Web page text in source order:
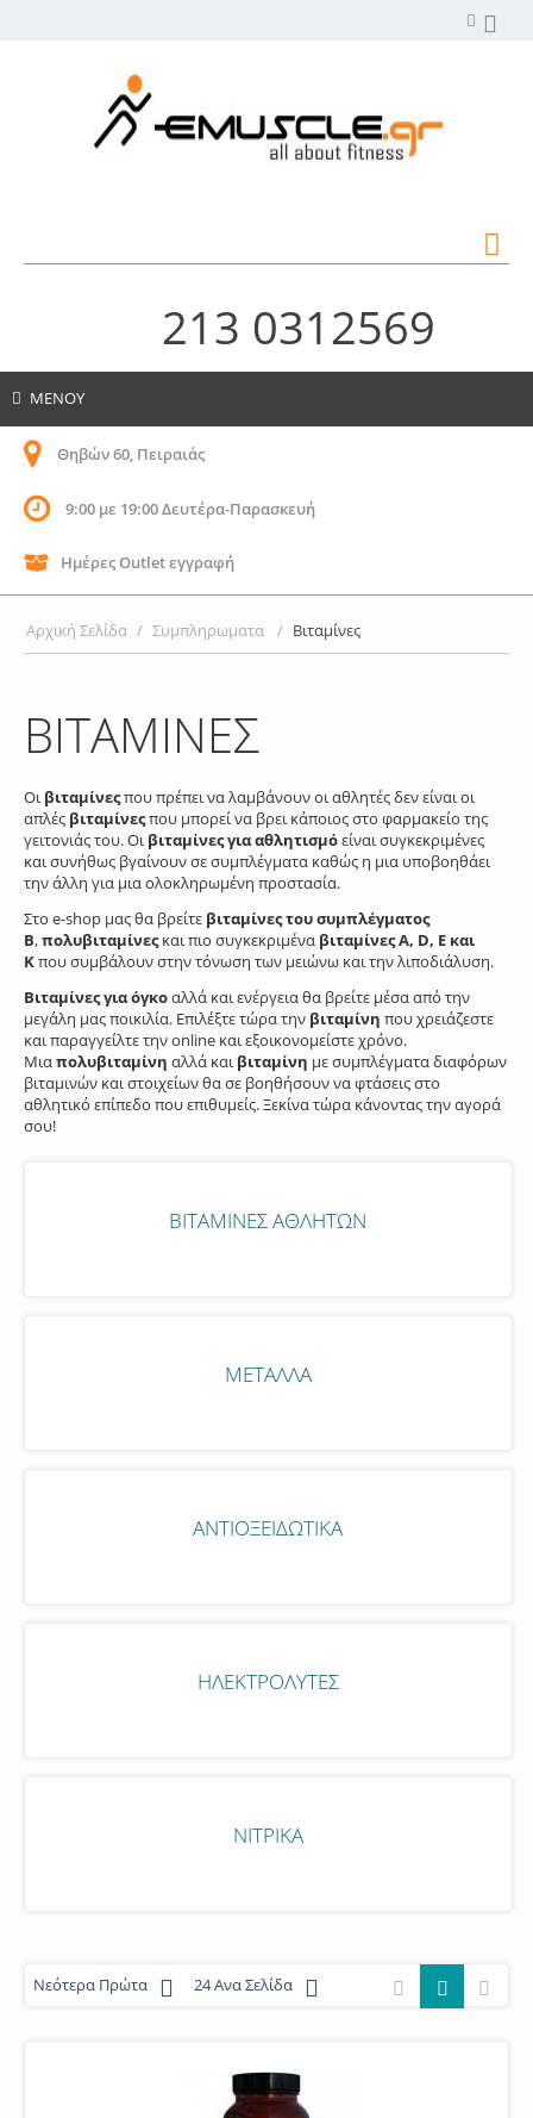
213 0312569
ΜΕΝΟΥ
Θηβών 60, Πειραιάς
9:00 με 19:00 Δευτέρα-Παρασκευή
Ημέρες Outlet εγγραφή
Αρχική Σελίδα / Συμπληρωματα / Βιταμίνες
ΒΙΤΑΜΊΝΕΣ
Οιβιταμίνεςπου πρέπει να λαμβάνουν οι αθλητές δεν είναι οι
απλές βιταμίνεςπου μπορεί να βρει κάποιος στο φαρμακείο της
γειτονιάς του. Οιβιταμίνες για αθλητισμόείναι συγκεκριμένες
και συνήθως βγαίνουν σε συμπλέγματα καθώς η μια υποβοηθάει
την άλλη για μια ολοκληρωμένη προστασία.
Στο e-shop μας θα βρείτε βιταμίνες του συμπλέγματος
Β,πολυβιταμίνεςκαι πιο συγκεκριμένα βιταμίνες Α, D, E και
Kπου συμβάλουν στην τόνωση των μειώνω και την λιποδιάλυση.
Βιταμίνες για όγκοαλλά και ενέργεια θα βρείτε μέσα από την
μεγάλη μας ποικιλία. Επιλέξτε τώρα την βιταμίνη που χρειάζεστε
και παραγγείλτε την online και εξοικονομείστε χρόνο.
Μιαπολυβιταμίνη αλλά καιβιταμίνη με συμπλέγματα διαφόρων
βιταμινών και στοιχείων θα σε βοηθήσουν να φτάσεις στο
αθλητικό επίπεδο που επιθυμείς. Ξεκίνα τώρα κάνοντας την αγορά
σου!
ΒΙΤΑΜΊΝΕΣ ΑΘΛΗΤΏΝ
ΜΈΤΑΛΛΑ
ΑΝΤΙΟΞΕΙΔΩΤΙΚΆ
ΗΛΕΚΤΡΟΛΎΤΕΣ
ΝΙΤΡΙΚΆ
Νεότερα Πρώτα 24 Ανα Σελίδα